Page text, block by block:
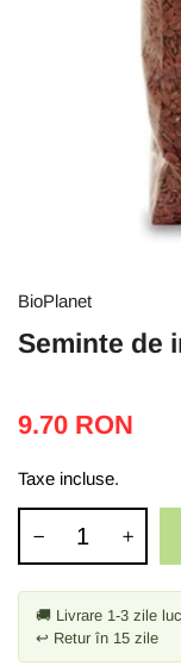
BioPlanet
Seminte de
9.70 RON
Taxe incluse.
🚚 Livrare 1-3 zile
↩ Retur în 15 zile